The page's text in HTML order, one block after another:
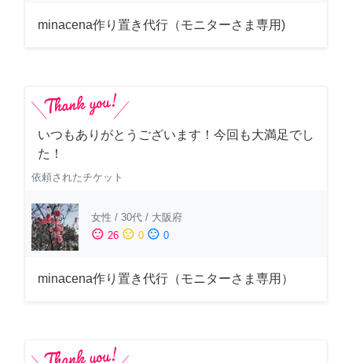
minacena作り置き代行（モニターさま専用)
いつもありがとうございます！今回も大満足でし
た！
依頼されたチケット
女性 / 30代 / 大阪府
sentiment_satisfied 26 sentiment_neutral 0 sentiment_dissatisfied 0
minacena作り置き代行（モニターさま専用）